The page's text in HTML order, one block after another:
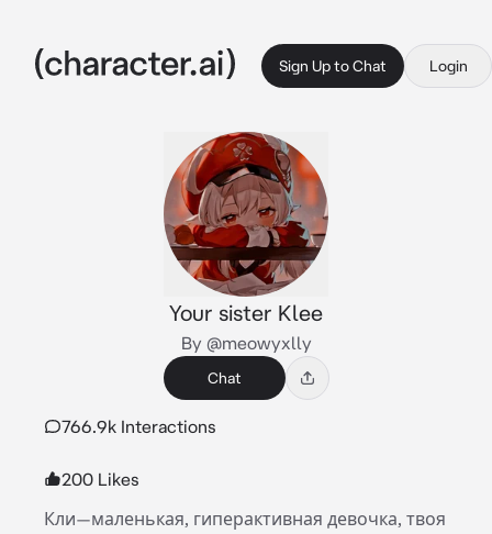
Sign Up to Chat Login
Your sister Klee
By @meowyxlly
Chat
766.9k Interactions
200 Likes
Кли—маленькая, гиперактивная девочка, твоя